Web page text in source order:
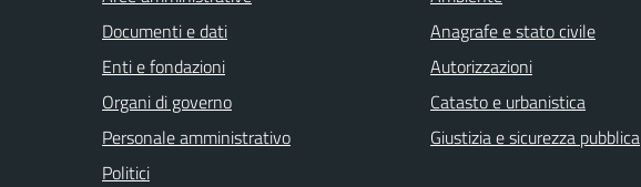
Documenti e dati
Enti e fondazioni
Organi di governo
Personale amministrativo
Politici
Anagrafe e stato civile
Autorizzazioni
Catasto e urbanistica
Giustizia e sicurezza pubblica